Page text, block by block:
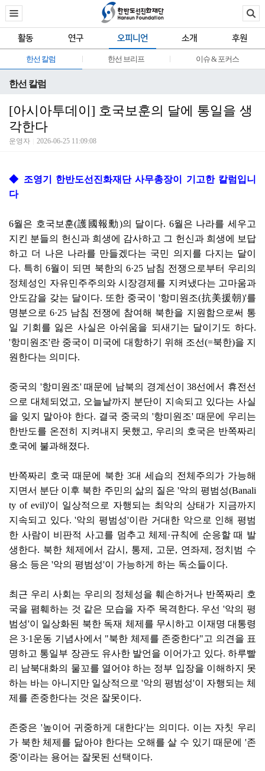
활동 연구 오피니언 소개 후원
한선 칼럼 한선 브리프 이슈 & 포커스
한선 칼럼
[아시아투데이] 호국보훈의 달에 통일을 생
각한다
운영자 2026-06-25 11:09:08
◆ 조영기 한반도선진화재단 사무총장이 기고한 칼럼입니
다
6월은 호국보훈(護國報勳)의 달이다. 6월은 나라를 세우고
지킨 분들의 헌신과 희생에 감사하고 그 헌신과 희생에 보답
하고 더 나은 나라를 만들겠다는 국민 의지를 다지는 달이
다. 특히 6월이 되면 북한의 6·25 남침 전쟁으로부터 우리의
정체성인 자유민주주의와 시장경제를 지켜냈다는 고마움과
안도감을 갖는 달이다. 또한 중국이 '항미원조(抗美援朝)'를
명분으로 6·25 남침 전쟁에 참여해 북한을 지원함으로써 통
일 기회를 잃은 사실은 아쉬움을 되새기는 달이기도 하다.
'항미원조'란 중국이 미국에 대항하기 위해 조선(=북한)을 지
원한다는 의미다.
중국의 '항미원조' 때문에 남북의 경계선이 38선에서 휴전선
으로 대체되었고, 오늘날까지 분단이 지속되고 있다는 사실
을 잊지 말아야 한다. 결국 중국의 '항미원조' 때문에 우리는
한반도를 온전히 지켜내지 못했고, 우리의 호국은 반쪽짜리
호국에 불과해졌다.
반쪽짜리 호국 때문에 북한 3대 세습의 전체주의가 가능해
지면서 분단 이후 북한 주민의 삶의 질은 '악의 평범성(Banali
ty of evil)'이 일상적으로 자행되는 최악의 상태가 지금까지
지속되고 있다. '악의 평범성'이란 거대한 악으로 인해 평범
한 사람이 비판적 사고를 멈추고 체제·규칙에 순응할 때 발
생한다. 북한 체제에서 감시, 통제, 고문, 연좌제, 정치범 수
용소 등은 '악의 평범성'이 가능하게 하는 독소들이다.
최근 우리 사회는 우리의 정체성을 훼손하거나 반쪽짜리 호
국을 폄훼하는 것 같은 모습을 자주 목격한다. 우선 '악의 평
범성'이 일상화된 북한 독재 체제를 무시하고 이재명 대통령
은 3·1운동 기념사에서 "북한 체제를 존중한다"고 의견을 표
명하고 통일부 장관도 유사한 발언을 이어가고 있다. 하루빨
리 남북대화의 물꼬를 열어야 하는 정부 입장을 이해하지 못
하는 바는 아니지만 일상적으로 '악의 평범성'이 자행되는 체
제를 존중한다는 것은 잘못이다.
존중은 '높이어 귀중하게 대한다'는 의미다. 이는 자칫 우리
가 북한 체제를 닮아야 한다는 오해를 살 수 있기 때문에 '존
중'이라는 용어는 잘못된 선택이다.